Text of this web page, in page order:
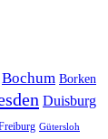
Bochum Borken
Duisburg
Gütersloh